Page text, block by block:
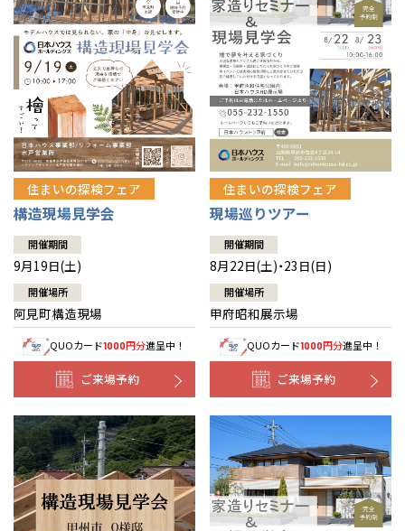
住まいの探検フェア
構造現場見学会
開催期間
9月19日(土)
開催場所
阿見町構造現場
QUOカード1000円分進呈中！
ご来場予約
住まいの探検フェア
現場巡りツアー
開催期間
8月22日(土)・23日(日)
開催場所
甲府昭和展示場
QUOカード1000円分進呈中！
ご来場予約